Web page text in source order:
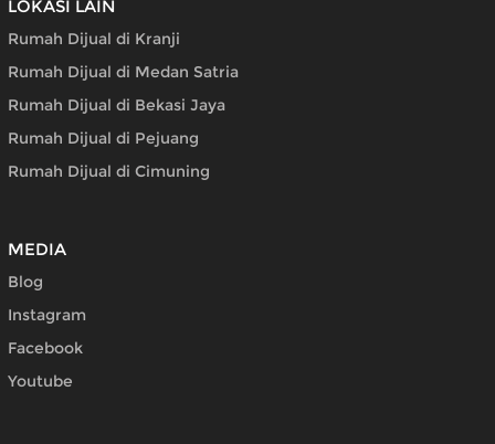
LOKASI LAIN
Rumah Dijual di Kranji
Rumah Dijual di Medan Satria
Rumah Dijual di Bekasi Jaya
Rumah Dijual di Pejuang
Rumah Dijual di Cimuning
MEDIA
Blog
Instagram
Facebook
Youtube